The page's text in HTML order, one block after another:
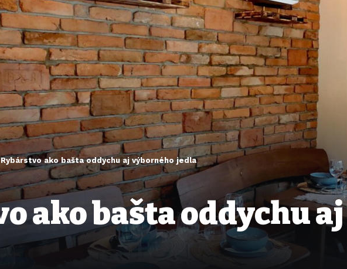
Rybárstvo ako bašta oddychu aj výborného jedla
ako bašta oddychu